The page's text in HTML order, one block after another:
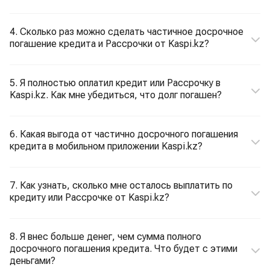
4. Сколько раз можно сделать частичное досрочное
погашение кредита и Рассрочки от Kaspi.kz?
5. Я полностью оплатил кредит или Рассрочку в
Kaspi.kz. Как мне убедиться, что долг погашен?
6. Какая выгода от частично досрочного погашения
кредита в мобильном приложении Kaspi.kz?
7. Как узнать, сколько мне осталось выплатить по
кредиту или Рассрочке от Kaspi.kz?
8. Я внес больше денег, чем сумма полного
досрочного погашения кредита. Что будет с этими
деньгами?